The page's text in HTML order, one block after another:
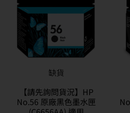
缺貨
【請先詢問貨況】HP
No.56 原廠黑色墨水匣